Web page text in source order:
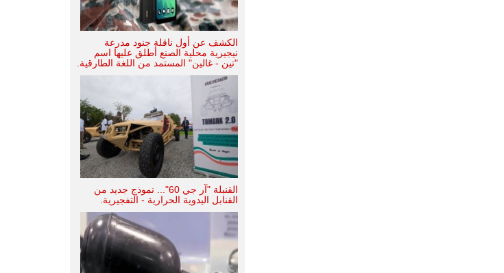
الكشف عن أول ناقلة جنود مدرعة
نيجيرية محلية الصنع أطلق عليها اسم
"تين - غالين" المستمد من اللغة الطارقية.
القنبلة "آر جي 60"... نموذج جديد من
القنابل اليدوية الحرارية - التفجيرية.